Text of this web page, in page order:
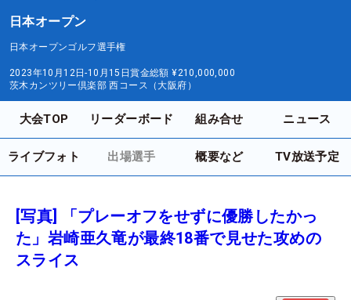
日本オープン
日本オープンゴルフ選手権
2023年10月12日-10月15日賞金総額 ¥210,000,000
茨木カンツリー倶楽部 西コース（大阪府）
大会TOP リーダーボード 組み合せ ニュース
ライブフォト 出場選手 概要など TV放送予定
[写真] 「プレーオフをせずに優勝したかっ
た」岩崎亜久竜が最終18番で見せた攻めの
スライス